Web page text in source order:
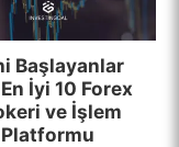
Başlayanlar
İyi 10 Forex
ve İşlem
Platformu